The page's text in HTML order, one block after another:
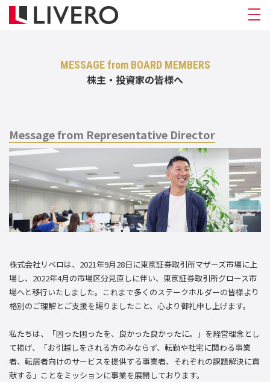
MESSAGE from BOARD MEMBERS
株主・投資家の皆様へ
Message from Representative Director
株式会社リベロは、2021年9月28日に東京証券取引所マザーズ市場に上
場し、2022年4月の市場区分見直しに伴い、東京証券取引所グロース市
場へと移行いたしました。これまで多くのステークホルダーの皆様より
格別のご理解とご支援を賜りましたこと、心より御礼申し上げます。
私たちは、「困った困ったを、良かった良かったに。」を経営理念とし
て掲げ、「お引越しをされる方のみならず、転勤や社宅に関わる事業
者、転居者向けのサービスを提供する事業者、それぞれの課題解決に貢
献する」ことをミッションに事業を展開しております。